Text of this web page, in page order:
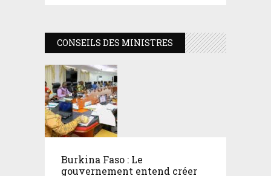
CONSEILS DES MINISTRES
Burkina Faso : Le
gouvernement entend créer